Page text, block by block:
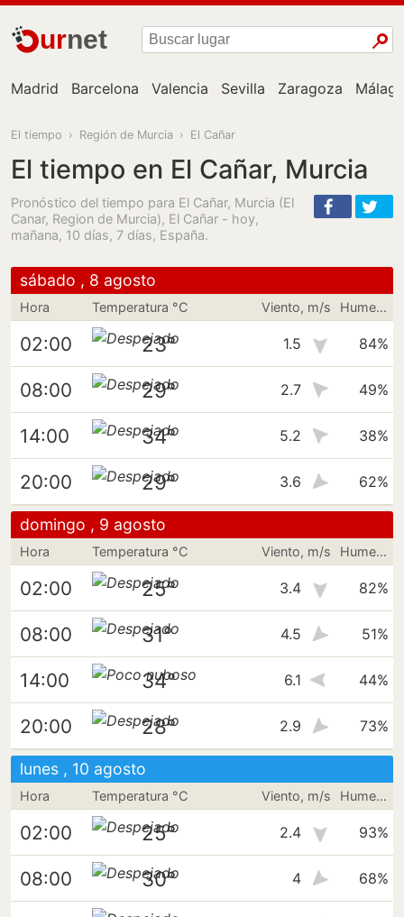
urnet
Madrid Barcelona Valencia Sevilla Zaragoza Málaga
El tiempo › Región de Murcia › El Cañar
El tiempo en El Cañar, Murcia
Pronóstico del tiempo para El Cañar, Murcia (El
Canar, Region de Murcia), El Cañar - hoy,
mañana, 10 días, 7 días, España.
sábado , 8 agosto
Hora Temperatura °C Viento, m/s Humedad
02:00 23° 1.5 84%
08:00 29° 2.7 49%
14:00 34° 5.2 38%
20:00 29° 3.6 62%
domingo , 9 agosto
Hora Temperatura °C Viento, m/s Humedad
02:00 25° 3.4 82%
08:00 31° 4.5 51%
14:00 34° 6.1 44%
20:00 28° 2.9 73%
lunes , 10 agosto
Hora Temperatura °C Viento, m/s Humedad
02:00 25° 2.4 93%
08:00 30° 4 68%